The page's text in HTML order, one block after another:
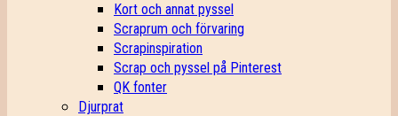
Kort och annat pyssel
Scraprum och förvaring
Scrapinspiration
Scrap och pyssel på Pinterest
QK fonter
Djurprat